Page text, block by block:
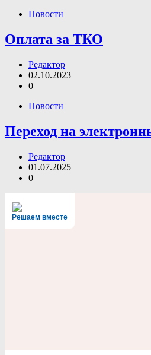
Новости
Оплата за ТКО
Редактор
02.10.2023
0
Новости
Переход на
Редактор
01.07.2025
0
Решаем вместе